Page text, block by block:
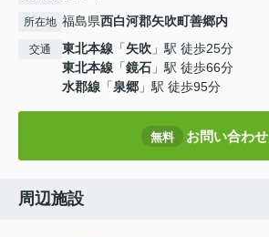
所在地 福島県西白河郡矢吹町善郷内
交通 東北本線 「矢吹 」駅 徒歩25分
東北本線 「鏡石 」駅 徒歩66分
水郡線 「泉郷 」駅 徒歩95分
無料 お問い合わせ
周辺施設